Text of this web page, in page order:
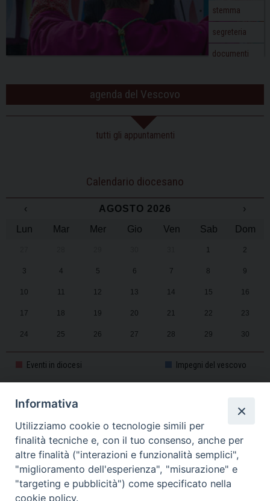
stemma
segreteria
documenti
agenda del Vescovo
tutti gli appuntamenti
Calendario diocesano
‹ AGOSTO 2026
›
Lun
Mar Mer Gio Ven Sab Dom
1 2
3 4 5 6 7 8 9
10 11 12 13 14 15 16
17 18 19 20 21 22 23
24 25 26 27 28 29 30
31 1 2 3 4 5 6
Eventi in diocesi Impegni del vescovo
CALENDARIO PASTORALE 2025-2026
Informativa
Utilizziamo cookie o tecnologie simili per
finalità tecniche e, con il tuo consenso, anche per
altre finalità ("interazioni e funzionalità semplici",
"miglioramento dell'esperienza", "misurazione" e
"targeting e pubblicità") come specificato nella
cookie policy.